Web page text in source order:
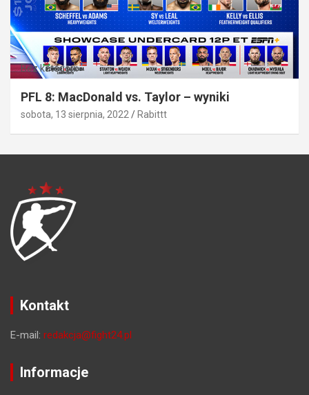
Bez kategorii
PFL 8: MacDonald vs. Taylor – wyniki
sobota, 13 sierpnia, 2022 Rabittt
Kontakt
E-mail: redakcja@fight24.pl
Informacje